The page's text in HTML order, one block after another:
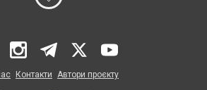
Контакти Автори проєкту